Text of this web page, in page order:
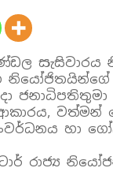
නියෝජිතයින්ගේ
වත්මන්
හා
රාජ්‍ය